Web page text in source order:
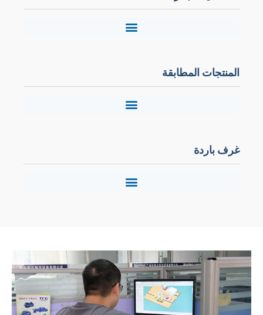
المنتجات المطابقة
غرف باردة